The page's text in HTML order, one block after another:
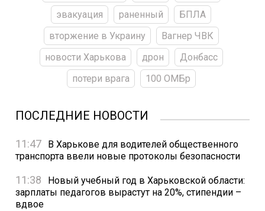
эвакуация
раненный
БПЛА
вторжение в Украину
Вагнер ЧВК
новости Харькова
дрон
Донбасс
потери врага
100 ОМБр
ПОСЛЕДНИЕ НОВОСТИ
11:47
В Харькове для водителей общественного
транспорта ввели новые протоколы безопасности
11:38
Новый учебный год в Харьковской области:
зарплаты педагогов вырастут на 20%, стипендии –
вдвое